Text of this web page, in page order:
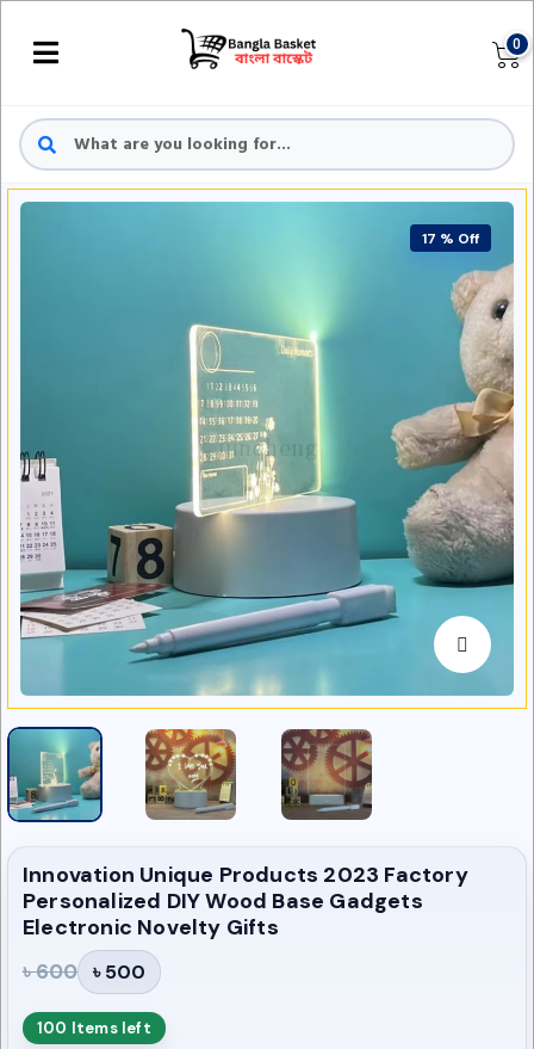
0
17 % Off
Innovation Unique Products 2023 Factory
Personalized DIY Wood Base Gadgets
Electronic Novelty Gifts
৳ 600 ৳ 500
100 Items left